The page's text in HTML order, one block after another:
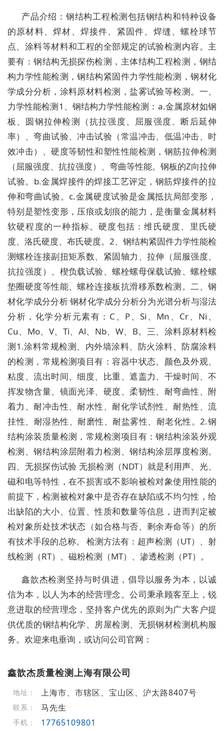
产品介绍：钢结构工程检测包括钢结构和特种设备
的原材料、焊材、焊接件、紧固件、焊缝、螺栓球节
点、涂料等材料和工程的全部规定的试验检测内容。主
要有：钢结构无损探伤检测，主体结构工程检测，钢结
构力学性能检测，钢结构紧固件力学性能检测，钢材化
学成分分析，涂料原材料检测，盐雾试验等检测。一、
力学性能检测1、钢结构力学性能检测：a.金属原材如钢
板、圆钢拉伸检测（抗拉强度、屈服强度、断后延伸
率）、弯曲试验、冲击试验（常温冲击、低温冲击、时
效冲击）、硬度等韧性和塑性性能检测，钢筋拉伸检测
（屈服强度、抗拉强度）、弯曲等性能。钢板的Z向拉伸
试验。b.金属焊接件的焊接工艺评定，钢筋焊接件的拉
伸和弯曲试验。c.金属硬度试验是金属抵抗局部变形，
特别是塑性变形，压痕或划痕的能力，是衡量金属材料
软硬程度的一种指标。硬度包括：维氏硬度、里氏硬
度、洛氏硬度、布氏硬度。2、钢结构紧固件力学性能检
测螺栓连接副扭矩系数、紧固轴力、拉伸（屈服强度、
抗拉强度）、楔负载试验、螺栓螺母保载试验、螺栓螺
垫圈硬度等性能、螺栓连接板抗滑移系数检测。二、钢
材化学成分分析 钢材化学成分分析分为光谱分析与湿法
分析，化学分析元素有：C、P、Si、Mn、Cr、Ni、
Cu、Mo、V、Ti、Al、Nb、W、B。三、涂料原材料检
测1.涂料常规检测、内外墙涂料、防火涂料、防腐涂料
的检测，常规检测项目有：容器中状态、颜色及外观、
粘度、流出时间、细度、比重、遮盖力、干燥时间、不
挥发物含量、镜面光泽、硬度、柔韧性、耐弯曲性、附
着力、耐冲击性、耐水性、耐化学试剂性、耐热性、流
挂性、耐湿热性、耐磨性、耐盐雾性、耐老化性。2.钢
结构涂装质量检测，常规检测项目有：钢结构涂装外观
检测、钢结构涂层附着力检测、钢结构涂层厚度检测。
四、无损探伤试验 无损检测（NDT）就是利用声、光、
磁和电等特性，在不损害或不影响被检对象使用性能的
前提下，检测被检对象中是否存在缺陷或不均匀性，给
出缺陷的大小、位置、性质和数量等信息，进而判定被
检对象所处技术状态（如合格与否、剩余寿命等）的所
有技术手段的总称。 检测方法有：超声检测（UT）、射
线检测（RT）、磁粉检测（MT）、渗透检测（PT）。
鑫歆杰检测坚持与时俱进，倡导以服务为本，以诚
信为本，以人为本的经营理念。公司秉承顾客至上，锐
意进取的经营理念，坚持客户优先的原则为广大客户提
供优质的钢结构化学、房屋检测、无损钢材检测机构服
务。欢迎来电垂询，或访问公司官网：
鑫歆杰质量检测上海有限公司
地址： 上海市、市辖区、宝山区、沪太路8407号
联系： 马先生
手机： 17765109801